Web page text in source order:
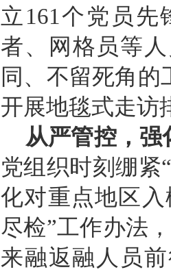
立161个党员先
者、网格员等
同、不留死角的
开展地毯式走访
从严管控，强
党组织时刻绷紧
化对重点地区
尽检”工作办法
来融返融人员